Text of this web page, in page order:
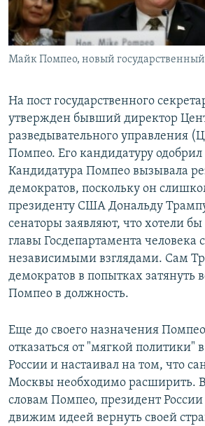
Майк Помпео, новый
На пост государственного
утвержден бывший директор
разведывательного управления
Помпео. Его кандидатуру одобрил
Кандидатура Помпео вызывала
демократов, поскольку он
президенту США Дональду
сенаторы заявляют, что хотели бы
главы Госдепартамента человека
независимыми взглядами. Сам
демократов в попытках затянуть
Помпео в должность.
Еще до своего назначения
отказаться от "мягкой политики"
России и настаивал на том, что
Москвы необходимо расширить. В
словам Помпео, президент
движим идеей вернуть своей